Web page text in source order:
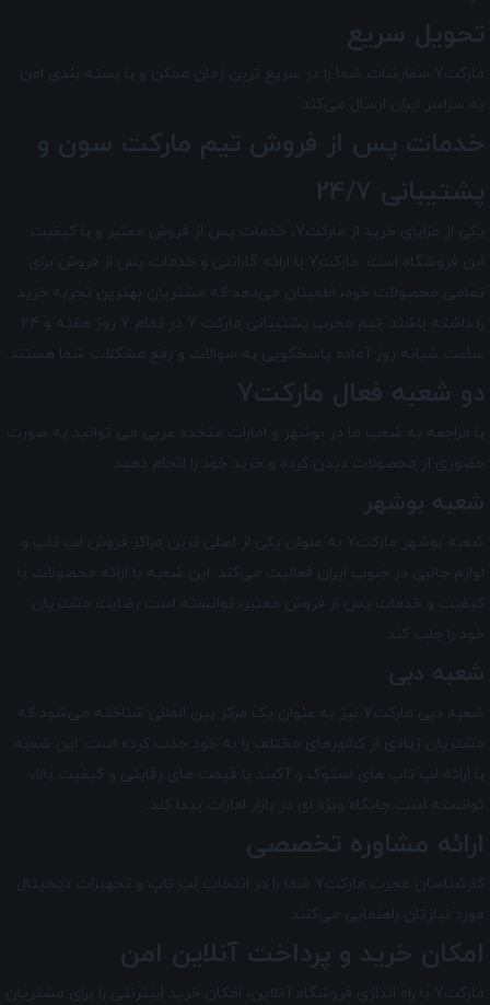
تحویل سریع
مارکت7 سفارشات شما را در سریع ترین زمان ممکن و با بسته بندی امن
به سراسر ایران ارسال می‌کند.
خدمات پس از فروش تیم مارکت سون و
پشتیبانی 24/7
یکی از مزایای خرید از مارکت7، خدمات پس از فروش معتبر و با کیفیت
این فروشگاه است. مارکت7 با ارائه گارانتی و خدمات پس از فروش برای
تمامی محصولات خود، اطمینان می‌دهد که مشتریان بهترین تجربه خرید
را داشته باشند. تیم مجرب پشتیبانی مارکت 7 در تمام 7 روز هفته و 24
ساعت شبانه ‌روز آماده پاسخگویی به سوالات و رفع مشکلات شما هستند.
دو شعبه فعال مارکت7
با مراجعه به شعب ما در بوشهر و امارات متحده عربی می توانید به صورت
حضوری از محصولات دیدن کرده و خرید خود را انجام دهید.
شعبه بوشهر
شعبه بوشهر مارکت7 به عنوان یکی از اصلی ترین مراکز فروش لپ تاپ و
لوازم جانبی در جنوب ایران فعالیت می‌کند. این شعبه با ارائه محصولات با
کیفیت و خدمات پس از فروش معتبر، توانسته است رضایت مشتریان
خود را جلب کند.
شعبه دبی
شعبه دبی مارکت7 نیز به عنوان یک مرکز بین‌ المللی شناخته می‌شود که
مشتریان زیادی از کشورهای مختلف را به خود جذب کرده است. این شعبه
با ارائه لپ تاپ های استوک و آکبند با قیمت های رقابتی و کیفیت بالا،
توانسته است جایگاه ویژه ای در بازار امارات پیدا کند.
ارائه مشاوره تخصصی
کارشناسان مجرب مارکت7 شما را در انتخاب لپ ‌تاپ و تجهیزات دیجیتال
مورد نیازتان راهنمایی می‌کنند.
امکان خرید و پرداخت آنلاین امن
مارکت7 با راه ‌اندازی فروشگاه آنلاین، امکان خرید اینترنتی را برای مشتریان